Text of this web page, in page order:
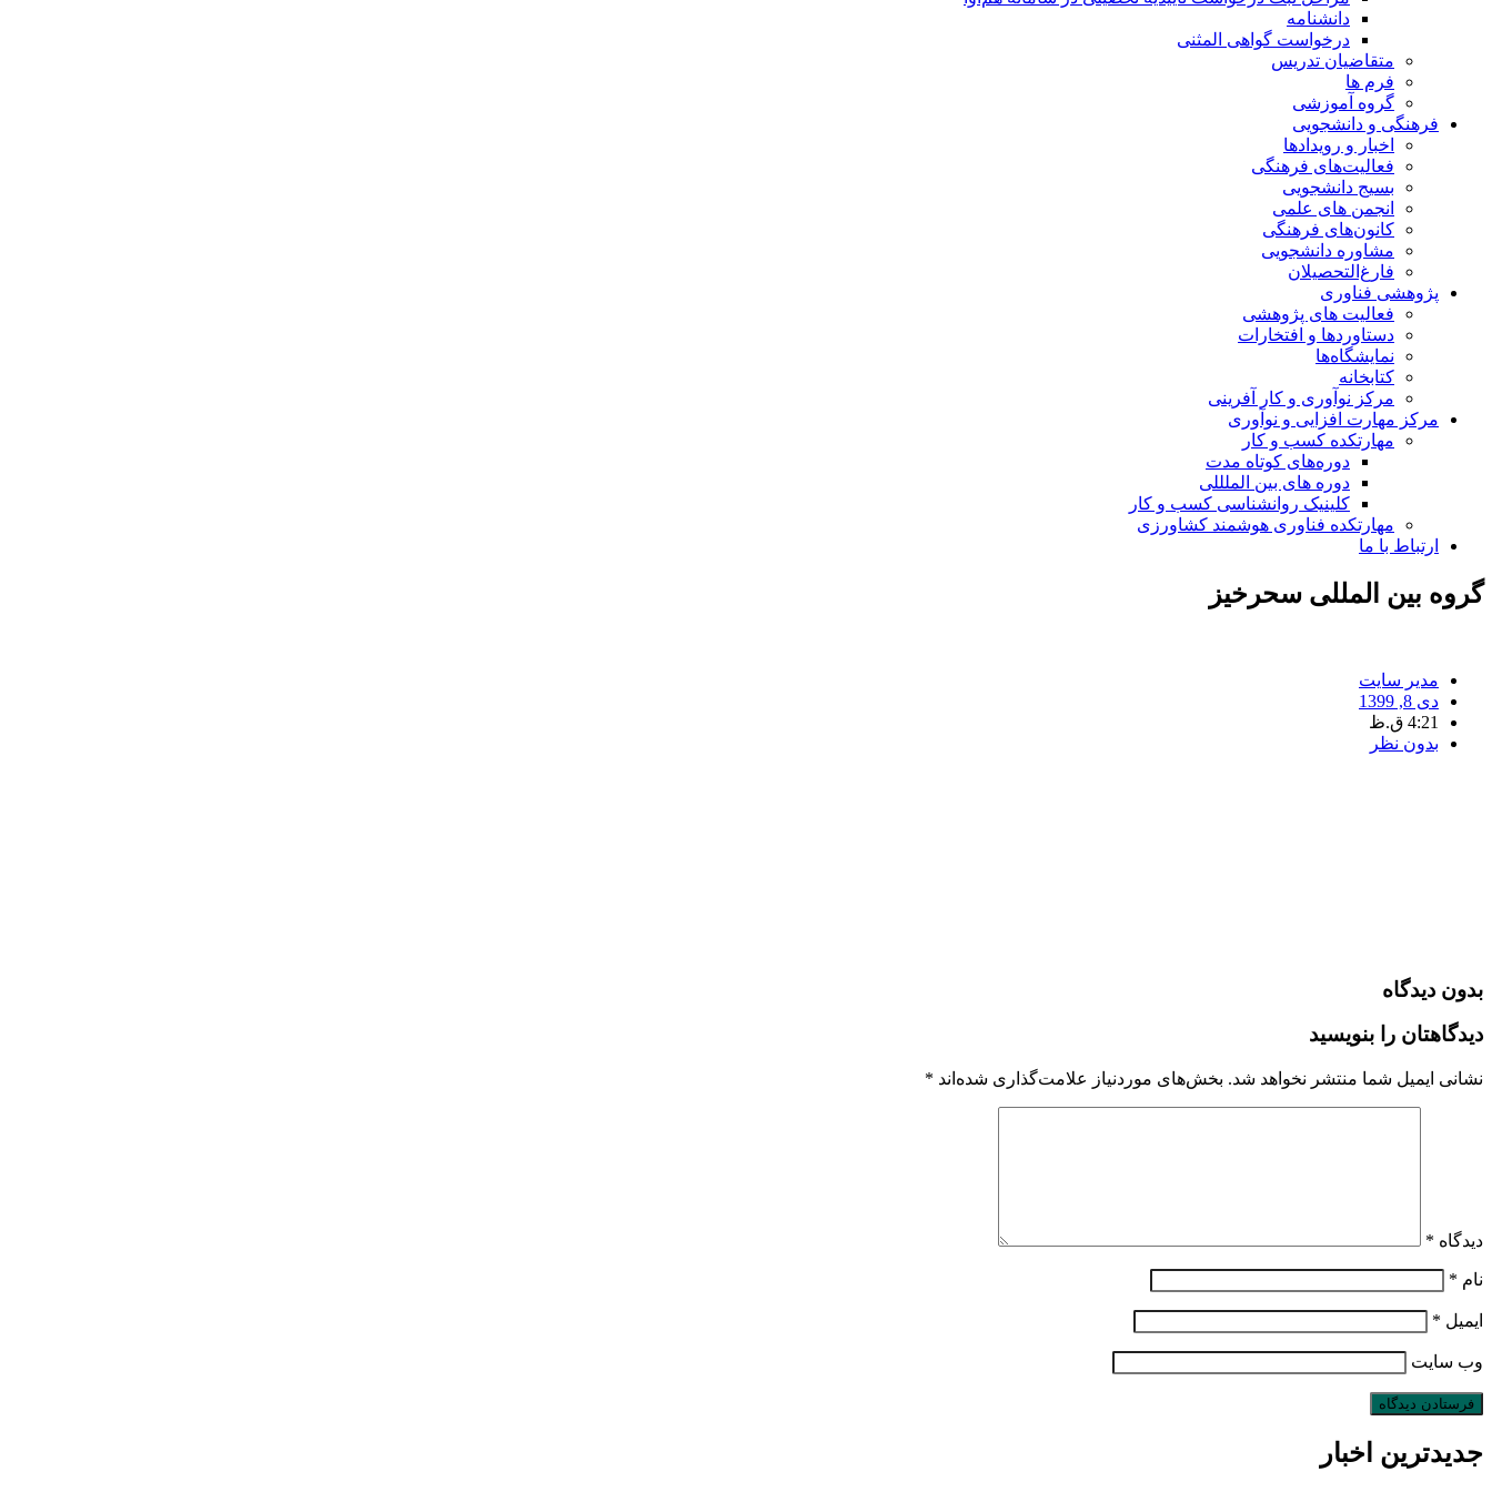
دانشنامه
درخواست گواهی المثنی
متقاضیان تدریس
فرم ها
گروه آموزشی
فرهنگی و دانشجویی
اخبار و رویدادها
فعالیت‌های فرهنگی
بسیج دانشجویی
انجمن های علمی
کانون‌های فرهنگی
مشاوره دانشجویی
فارغ‌التحصیلان
پژوهشی فناوری
فعالیت های پژوهشی
دستاوردها و افتخارات
نمایشگاه‌ها
کتابخانه
مرکز نوآوری و کار آفرینی
مرکز مهارت افزایی و نوآوری
مهارتکده کسب و کار
دوره‌های کوتاه مدت
دوره های بین الملللی
کلینیک روانشناسی کسب و کار
مهارتکده فناوری هوشمند کشاورزی
ارتباط با ما
گروه بین المللی سحرخیز
مدیر سایت
دی 8, 1399
4:21 ق.ظ
بدون نظر
بدون دیدگاه
دیدگاهتان را بنویسید
نشانی ایمیل شما منتشر نخواهد شد. بخش‌های موردنیاز علامت‌گذاری شده‌اند *
دیدگاه *
نام *
ایمیل *
وب‌ سایت
جدیدترین اخبار